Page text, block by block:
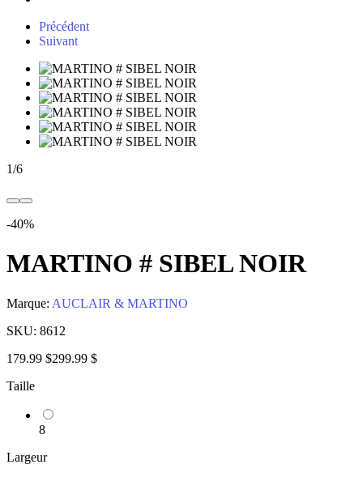
Précédent
Suivant
1/6
-40%
MARTINO # SIBEL NOIR
Marque: AUCLAIR & MARTINO
SKU: 8612
179.99 $299.99 $
Taille
8
Largeur